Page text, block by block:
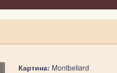
Картина: Montbeliard